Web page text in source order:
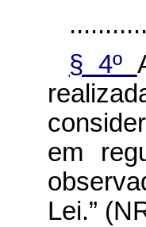
§ 4º
em
Lei.”